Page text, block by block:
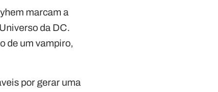
marcam a
da DC.
de um vampiro,
por gerar uma